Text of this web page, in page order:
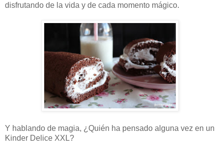
disfrutando de la vida y de cada momento mágico.
Y hablando de magia, ¿Quién ha pensado alguna vez en un
Kinder Delice XXL?